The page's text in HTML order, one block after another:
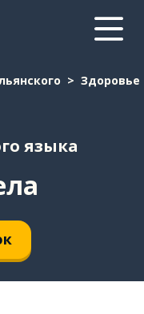
Здоровье
языка